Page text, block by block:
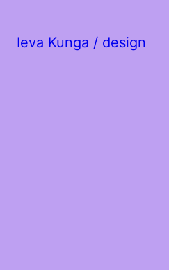
Ieva Kunga / design